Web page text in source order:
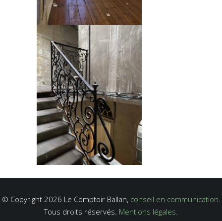
© Copyright 2026 Le Comptoir Ballan, conseil en communication.
Tous droits réservés. Mentions légales.